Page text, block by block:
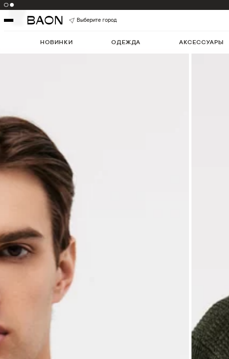
Выберите город
НОВИНКИ ОДЕЖДА АКСЕССУАРЫ
5